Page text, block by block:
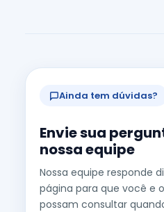
Ainda tem dúvidas?
Envie sua
nossa equipe
Nossa equipe responde
página para que você e
possam consultar